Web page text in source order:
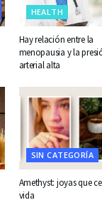
HEALTH
Hay relación entre la
menopausia y la
arterial alta
SIN CATEGORÍA
Amethyst: joyas que
vida